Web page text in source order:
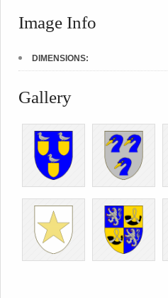
Image Info
DIMENSIONS:
Gallery